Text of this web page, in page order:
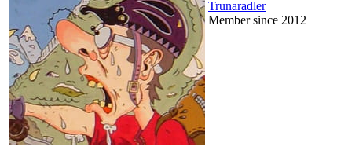
Trunaradler
Member since 2012